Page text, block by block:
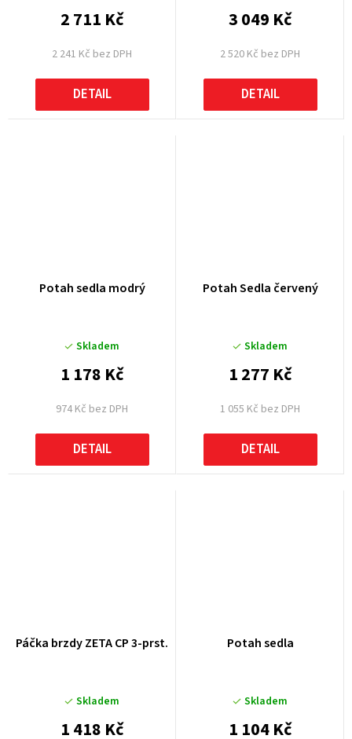
2 241 Kč bez DPH
2 711 Kč
DETAIL
2 520 Kč bez DPH
3 049 Kč
DETAIL
Potah sedla modrý
Skladem
974 Kč bez DPH
1 178 Kč
DETAIL
Potah Sedla červený
Skladem
1 055 Kč bez DPH
1 277 Kč
DETAIL
Páčka brzdy ZETA CP 3-prst.
Skladem
1 418 Kč
Potah sedla
Skladem
1 104 Kč